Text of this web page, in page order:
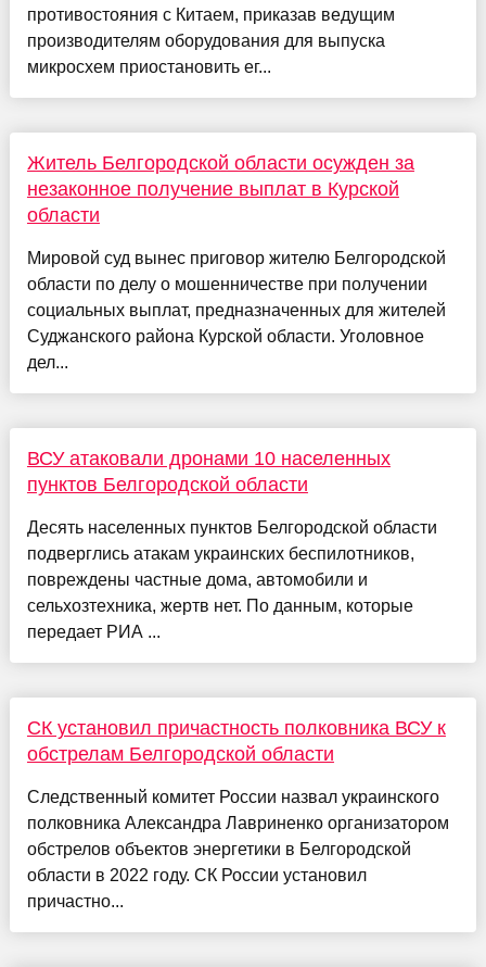
противостояния с Китаем, приказав ведущим
производителям оборудования для выпуска
микросхем приостановить ег...
Житель Белгородской области осужден за
незаконное получение выплат в Курской
области
Мировой суд вынес приговор жителю Белгородской
области по делу о мошенничестве при получении
социальных выплат, предназначенных для жителей
Суджанского района Курской области. Уголовное
дел...
ВСУ атаковали дронами 10 населенных
пунктов Белгородской области
Десять населенных пунктов Белгородской области
подверглись атакам украинских беспилотников,
повреждены частные дома, автомобили и
сельхозтехника, жертв нет. По данным, которые
передает РИА ...
СК установил причастность полковника ВСУ к
обстрелам Белгородской области
Следственный комитет России назвал украинского
полковника Александра Лавриненко организатором
обстрелов объектов энергетики в Белгородской
области в 2022 году. СК России установил
причастно...